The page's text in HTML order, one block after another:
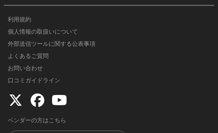
利用規約
個人情報の取扱いについて
外部送信ツールに関する公表事項
よくあるご質問
お問い合わせ
口コミガイドライン
ベンダーの方はこちら